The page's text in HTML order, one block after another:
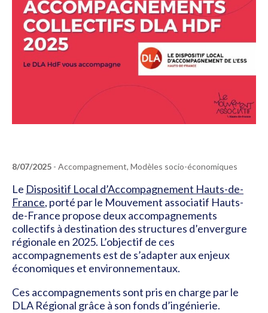
8/07/2025 - Accompagnement, Modèles socio-économiques
Le Dispositif Local d’Accompagnement Hauts-de-
France, porté par le Mouvement associatif Hauts-
de-France propose deux accompagnements
collectifs à destination des structures d’envergure
régionale en 2025. L’objectif de ces
accompagnements est de s’adapter aux enjeux
économiques et environnementaux.
Ces accompagnements sont pris en charge par le
DLA Régional grâce à son fonds d’ingénierie.